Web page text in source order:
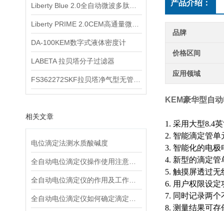
DA-100KEM数字式液体密度计
LABETA 拉贝塔分子过滤器
相关文章
电位滴定法测水质酸碱度
产品介绍：
品牌
价格区间
应用领域
KEM豪华型自
1. 采用大型8.4
2. 智能滴定管
3. 智能化的电
4. 新型的滴定
5. 触摸屏透过
6. 用户权限设
7. 同时记录两
8. 测量结果可存